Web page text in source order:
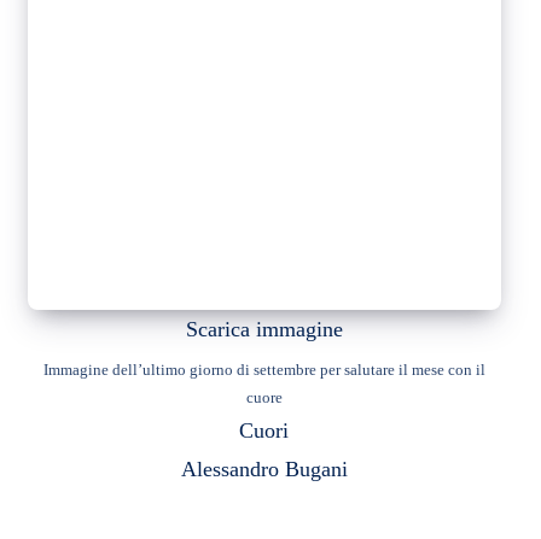
Scarica immagine
Immagine dell’ultimo giorno di settembre per salutare il mese con il
cuore
Cuori
Alessandro Bugani